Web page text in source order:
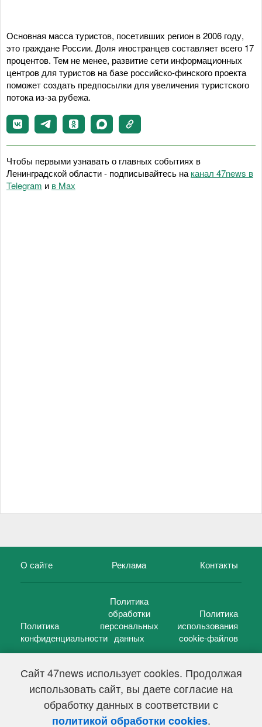
Сайт 47news использует cookies. Продолжая
использовать сайт, вы даете согласие на
обработку данных в соответствии с
политикой обработки cookies.
Основная масса туристов, посетивших регион в 2006 году,
это граждане России. Доля иностранцев составляет всего 17
процентов. Тем не менее, развитие сети информационных
центров для туристов на базе российско-финского проекта
поможет создать предпосылки для увеличения туристского
потока из-за рубежа.
Чтобы первыми узнавать о главных событиях в
Ленинградской области - подписывайтесь на канал 47news в
Telegram и в Maх
О сайте Реклама Контакты
Политика
конфиденциальности
Политика
обработки
персональных
данных
Политика
использования
cookie-файлов
47 новостей (47 news)2005 — 2026 г.
Свидетельство о регистрации СМИ Эл № ФС 77-39848, выдано
Федеральной службой по надзору в сфере связи,